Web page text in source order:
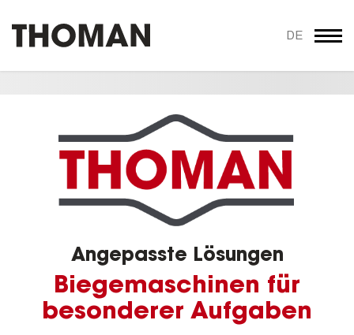
DE
Angepasste Lösungen
Biegemaschinen für
besonderer Aufgaben